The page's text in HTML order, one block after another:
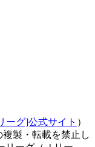
ーグ]公式サイト ）
製・転載を禁止し